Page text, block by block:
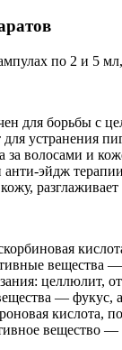
по 2 и 5
для борьбы с
устранения
за волосами и
эйдж
вещества
целлюлит,
— фукус,
кислота,
вещество —